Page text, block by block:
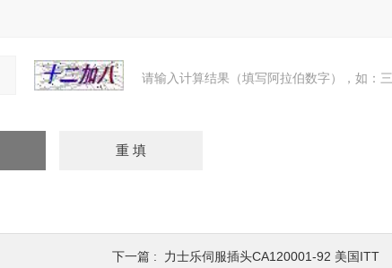
请输入计算结果（填写阿拉伯数字），如：
下一篇 : 力士乐伺服插头CA120001-92 美国ITT